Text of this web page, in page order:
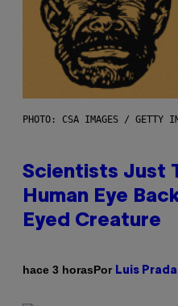
PHOTO: CSA IMAGES / GETTY
Scientists Just
Human Eye
Eyed Creature
hace 3 horasPor Luis Prada